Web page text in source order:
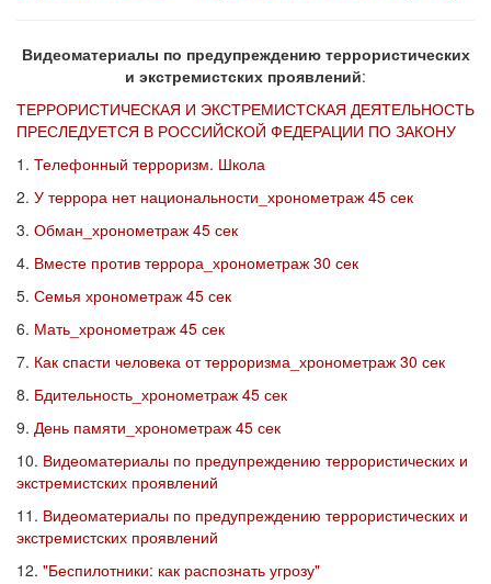
Видеоматериалы по предупреждению террористических
и экстремистских проявлений:
ТЕРРОРИСТИЧЕСКАЯ И ЭКСТРЕМИСТСКАЯ ДЕЯТЕЛЬНОСТЬ
ПРЕСЛЕДУЕТСЯ В РОССИЙСКОЙ ФЕДЕРАЦИИ ПО ЗАКОНУ
1. Телефонный терроризм. Школа
2. У террора нет национальности_хронометраж 45 сек
3. Обман_хронометраж 45 сек
4. Вместе против террора_хронометраж 30 сек
5. Семья хронометраж 45 сек
6. Мать_хронометраж 45 сек
7. Как спасти человека от терроризма_хронометраж 30 сек
8. Бдительность_хронометраж 45 сек
9. День памяти_хронометраж 45 сек
10. Видеоматериалы по предупреждению террористических и
экстремистских проявлений
11. Видеоматериалы по предупреждению террористических и
экстремистских проявлений
12. "Беспилотники: как распознать угрозу"